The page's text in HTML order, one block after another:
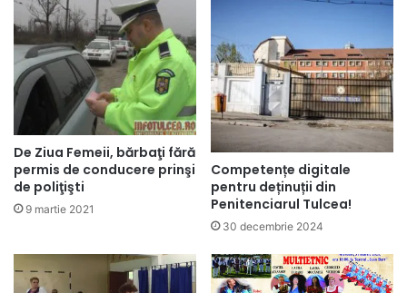
De Ziua Femeii, bărbaţi fără
permis de conducere prinşi
de poliţişti
9 martie 2021
Competențe digitale
pentru deținuții din
Penitenciarul Tulcea!
30 decembrie 2024